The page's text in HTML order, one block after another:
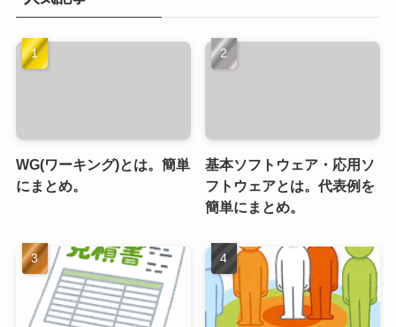
WG(ワーキング)とは。簡単
にまとめ。
基本ソフトウェア・応用ソ
フトウェアとは。代表例を
簡単にまとめ。